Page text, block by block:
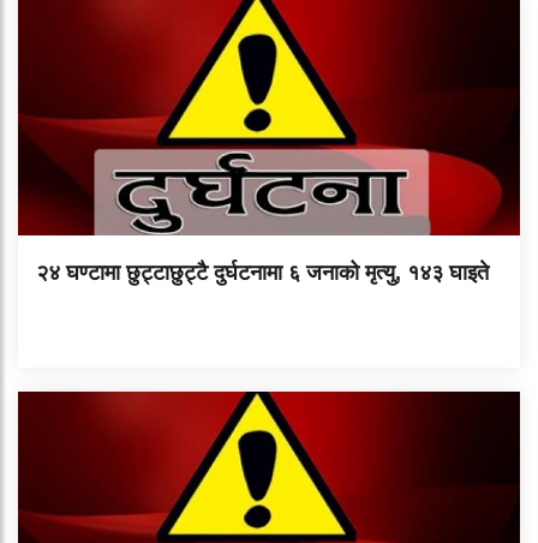
२४ घण्टामा छुट्टाछुट्टै दुर्घटनामा ६ जनाको मृत्यु, १४३ घाइते